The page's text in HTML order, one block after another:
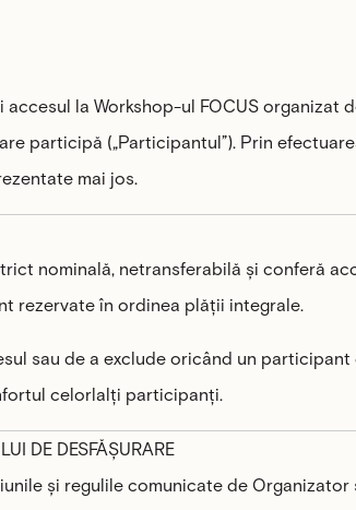
la Workshop-ul FOCUS organizat
participă („Participantul”). Prin
mai jos.
nominală, netransferabilă și conferă
rezervate în ordinea plății integrale.
sau de a exclude oricând un
celorlalți participanți.
DE DESFĂȘURARE
și regulile comunicate de